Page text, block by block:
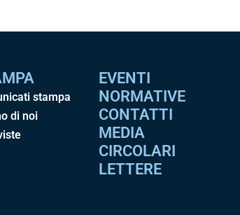
stampa
di noi
EVENTI
NORMATIVE
CONTATTI
MEDIA
CIRCOLARI
LETTERE